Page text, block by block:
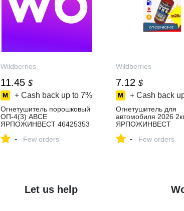
Wildberries
11.45 $
+ Cash back up to 7%
Огнетушитель порошковый
ОП-4(3) АВСЕ
ЯРПОЖИНВЕСТ 46425353
интернет‑магазине
- Few orders
Wildberries
7.12 $
+ Cash back
Огнетушитель для
автомобиля 2026
ЯРПОЖИНВЕСТ
в интернет‑магазине
- Few orders
Let us help